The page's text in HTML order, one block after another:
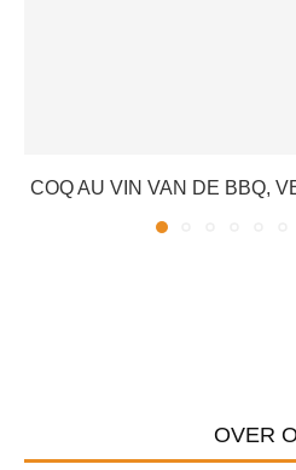
COQ AU VIN VAN DE BBQ,
OVER